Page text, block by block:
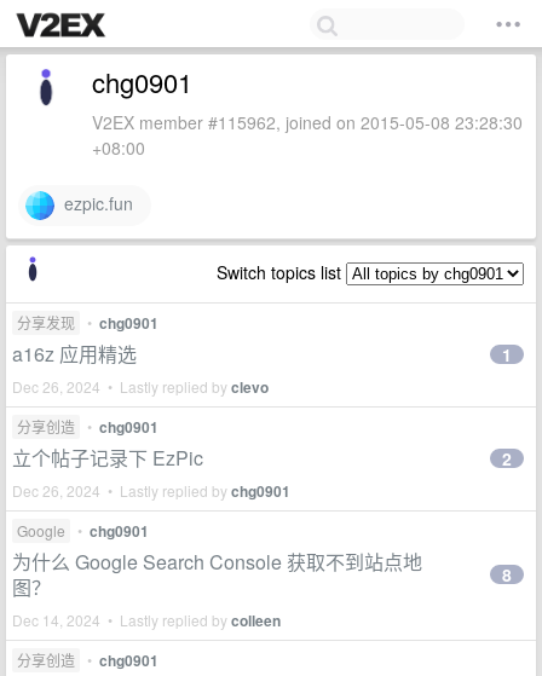
chg0901
V2EX member #115962, joined on 2015-05-08 23:28:30
+08:00
ezpic.fun
Switch topics list
分享发现 • chg0901
a16z 应用精选
Dec 26, 2024 • Lastly replied byclevo
1
分享创造 • chg0901
立个帖子记录下 EzPic
Dec 26, 2024 • Lastly replied bychg0901
2
Google • chg0901
为什么 Google Search Console 获取不到站点地
图？
Dec 14, 2024 • Lastly replied bycolleen
8
分享创造 • chg0901